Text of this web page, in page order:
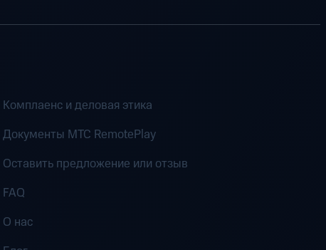
Комплаенс и деловая этика
Документы MTC RemotePlay
Оставить предложение или отзыв
FAQ
О нас